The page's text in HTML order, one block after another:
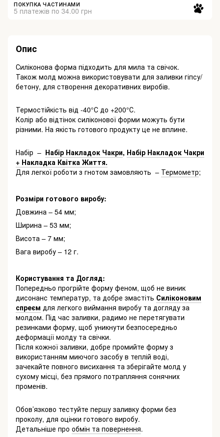
ПОКУПКА ЧАСТИНАМИ
5 платежів по 34.00 грн
Опис
Силіконова форма підходить для мила та свічок.
Також молд можна використовувати для заливки гіпсу/
бетону, для створення декоративних виробів.
Термостійкість від -40°С до +200°С.
Колір або відтінок силіконової форми можуть бути
різними. На якість готового продукту це не вплине.
Набір – Набір Накладок Чакри, Набір Накладок Чакри
+ Накладка Квітка Життя.
Для легкої роботи з гнотом замовляють – Термометр;
Розміри готового виробу:
Довжина – 54 мм;
Ширина – 53 мм;
Висота – 7 мм;
Вага виробу – 12 г.
Користування та Догляд:
Попередньо прогрійте форму феном, щоб не виник
дисонанс температур, та добре змастіть Силіконовим
спреєм для легкого виймання виробу та догляду за
молдом. Під час заливки, радимо не перетягувати
резинками форму, щоб уникнути безпосередньо
деформації молду та свічки.
Після кожної заливки, добре промийте форму з
використанням миючого засобу в теплій воді,
зачекайте повного висихання та зберігайте молд у
сухому місці, без прямого потрапляння сонячних
променів.
Обов’язково тестуйте першу заливку форми без
проколу, для оцінки готового виробу.
Детальніше про обмін та повернення.